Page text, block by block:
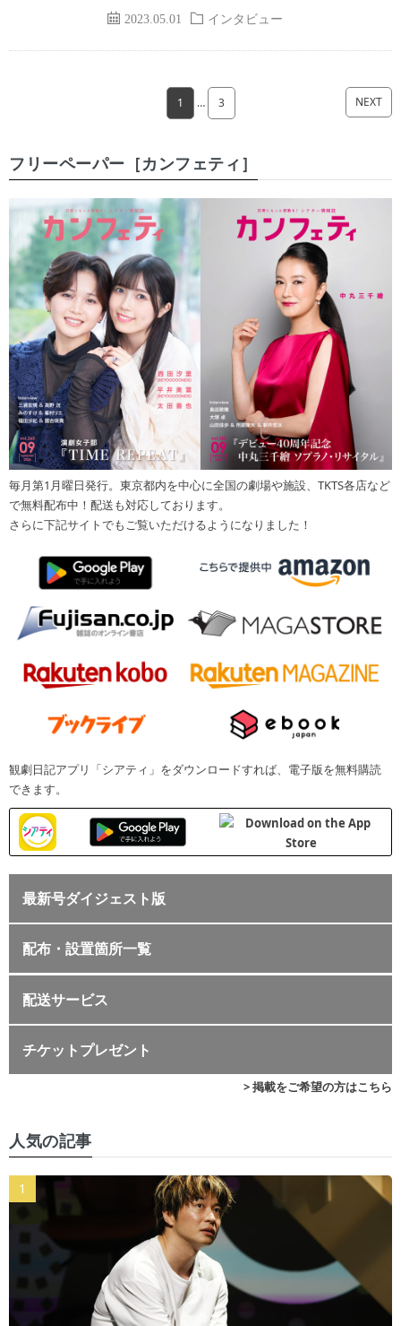
2023.05.01 インタビュー
1 … 3 NEXT
フリーペーパー［カンフェティ］
毎月第1月曜日発行。東京都内を中心に全国の劇場や施設、TKTS各店など
で無料配布中！配送も対応しております。
さらに下記サイトでもご覧いただけるようになりました！
観劇日記アプリ「シアティ」をダウンロードすれば、電子版を無料購読
できます。
最新号ダイジェスト版
配布・設置箇所一覧
配送サービス
チケットプレゼント
> 掲載をご希望の方はこちら
人気の記事